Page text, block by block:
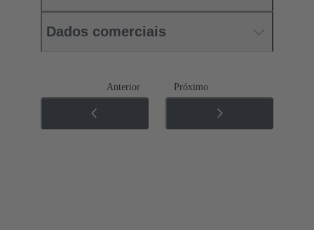
Dados comerciais
Anterior Próximo